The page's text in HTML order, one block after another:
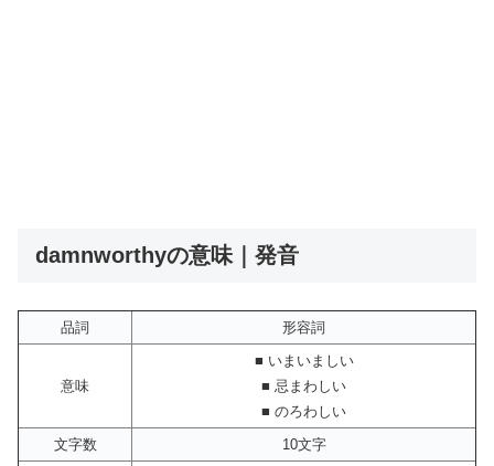
damnworthyの意味｜発音
品詞 形容詞
意味
■ いまいましい
■ 忌まわしい
■ のろわしい
文字数
10文字